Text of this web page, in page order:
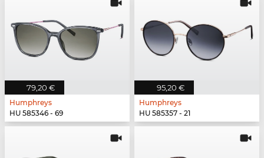
79,20 €
Humphreys
HU 585346 - 69
95,20 €
Humphreys
HU 585357 - 21